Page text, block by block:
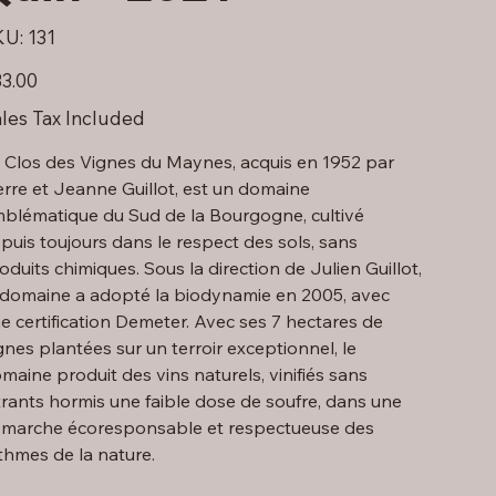
SKU
131
131
Tax Included
Clos des Vignes du Maynes, acquis en 1952 par
et Jeanne Guillot, est un domaine
du Sud de la Bourgogne, cultivé
toujours dans le respect des sols, sans
chimiques. Sous la direction de Julien Guillot,
a adopté la biodynamie en 2005, avec
certification Demeter. Avec ses 7 hectares de
plantées sur un terroir exceptionnel, le
produit des vins naturels, vinifiés sans
hormis une faible dose de soufre, dans une
écoresponsable et respectueuse des
de la nature.